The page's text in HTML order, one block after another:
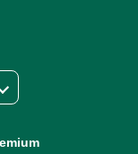
waluta:
0. Zobacz